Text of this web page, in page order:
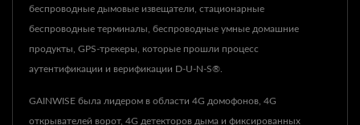
беспроводные дымовые извещатели, стационарные
беспроводные терминалы, беспроводные умные домашние
продукты, GPS-трекеры, которые прошли процесс
аутентификации и верификации D-U-N-S®.
GAINWISE была лидером в области 4G домофонов, 4G
открывателей ворот, 4G детекторов дыма и фиксированных